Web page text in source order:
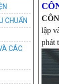
PHỤ
BÀN
CHUẨN
CÁC
lập
phát